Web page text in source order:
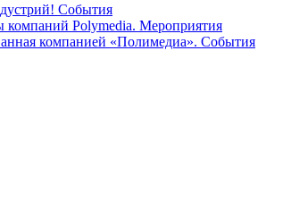
События
компаний Polymedia. Мероприятия
компанией «Полимедиа». События